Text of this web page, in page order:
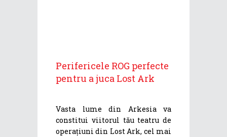
Perifericele ROG perfecte
pentru a juca Lost Ark
Vasta lume din Arkesia va
constitui viitorul tău teatru de
operațiuni din Lost Ark, cel mai